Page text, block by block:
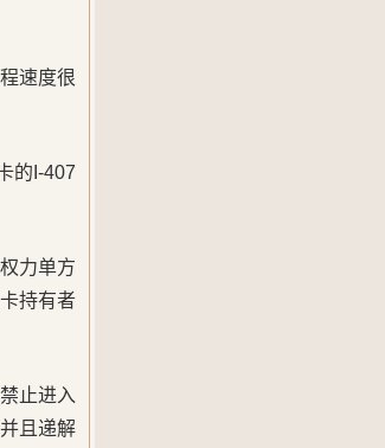
速度很
的I-407
力单方
持有者
止进入
且递解